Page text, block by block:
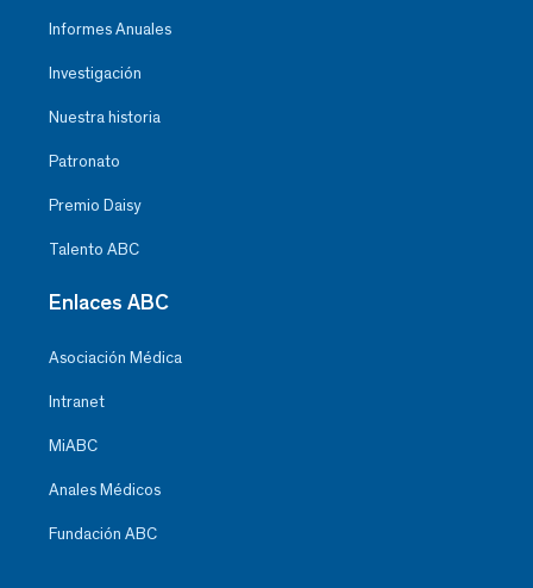
Informes Anuales
Investigación
Nuestra historia
Patronato
Premio Daisy
Talento ABC
Enlaces ABC
Asociación Médica
Intranet
MiABC
Anales Médicos
Fundación ABC